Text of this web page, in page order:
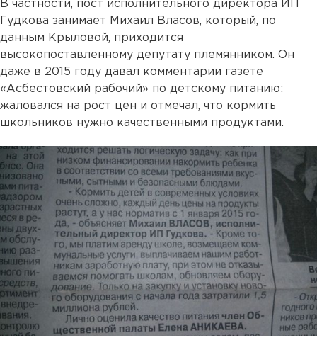
В частности, пост исполнительного директора ИП
Гудкова занимает Михаил Власов, который, по
данным Крыловой, приходится
высокопоставленному депутату племянником. Он
даже в 2015 году давал комментарии газете
«Асбестовский рабочий» по детскому питанию:
жаловался на рост цен и отмечал, что кормить
школьников нужно качественными продуктами.